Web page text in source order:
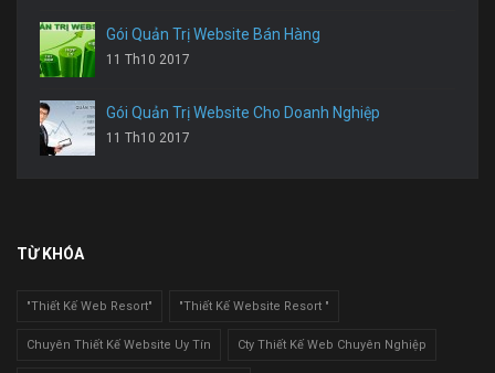
Gói Quản Trị Website Bán Hàng
11 Th10 2017
Gói Quản Trị Website Cho Doanh Nghiệp
11 Th10 2017
TỪ KHÓA
"Thiết Kế Web Resort" "Thiết Kế Website Resort "
Chuyên Thiết Kế Website Uy Tín Cty Thiết Kế Web Chuyên Nghiệp